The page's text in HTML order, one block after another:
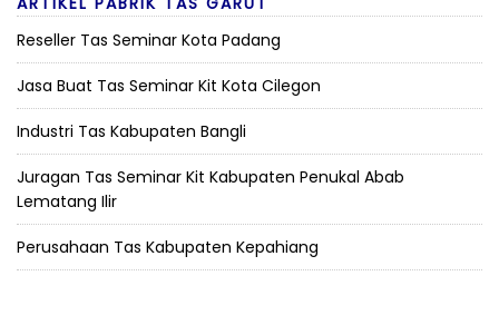
Reseller Tas Seminar Kota Padang
Jasa Buat Tas Seminar Kit Kota Cilegon
Industri Tas Kabupaten Bangli
Juragan Tas Seminar Kit Kabupaten Penukal Abab
Lematang Ilir
Perusahaan Tas Kabupaten Kepahiang